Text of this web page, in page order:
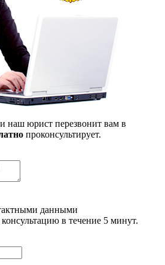
наш юрист перезвонит вам в
проконсультирует.
данными
в течение 5 минут.